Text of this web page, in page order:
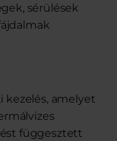
sérülések
kezelés, amelyet
függesztett